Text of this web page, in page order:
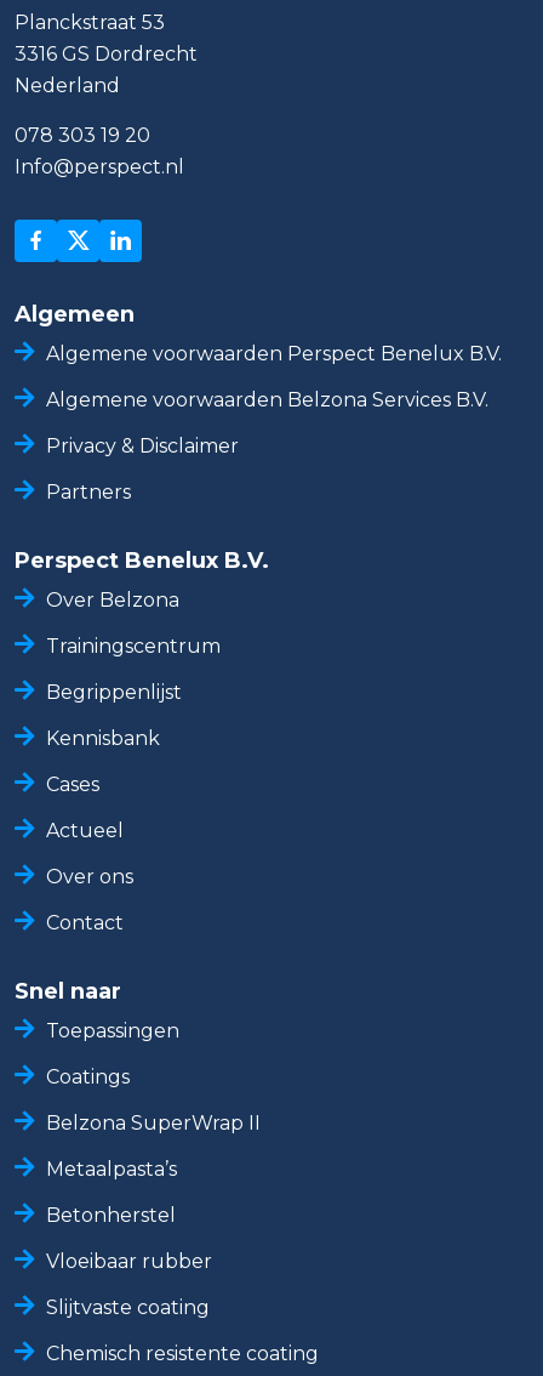
Planckstraat 53
3316 GS Dordrecht
Nederland
078 303 19 20
Info@perspect.nl
Algemeen
Algemene voorwaarden Perspect Benelux B.V.
Algemene voorwaarden Belzona Services B.V.
Privacy & Disclaimer
Partners
Perspect Benelux B.V.
Over Belzona
Trainingscentrum
Begrippenlijst
Kennisbank
Cases
Actueel
Over ons
Contact
Snel naar
Toepassingen
Coatings
Belzona SuperWrap II
Metaalpasta’s
Betonherstel
Vloeibaar rubber
Slijtvaste coating
Chemisch resistente coating